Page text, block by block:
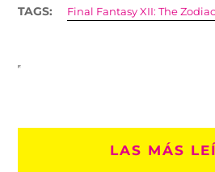
TAGS: Final Fantasy XII: The
LAS MÁS